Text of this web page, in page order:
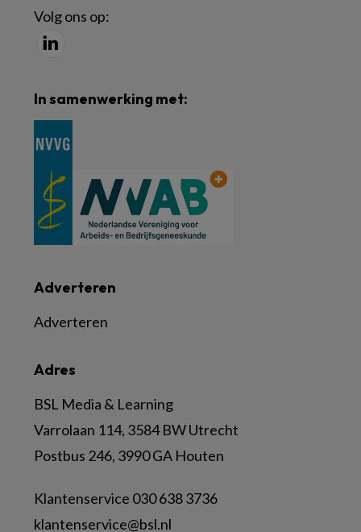
Volg ons op:
Adres
BSL Media & Learning
Varrolaan 114, 3584 BW Utrecht
Postbus 246, 3990 GA Houten
Klantenservice 030 638 3736
klantenservice@bsl.nl
Adverteren
Adverteren
In samenwerking met: